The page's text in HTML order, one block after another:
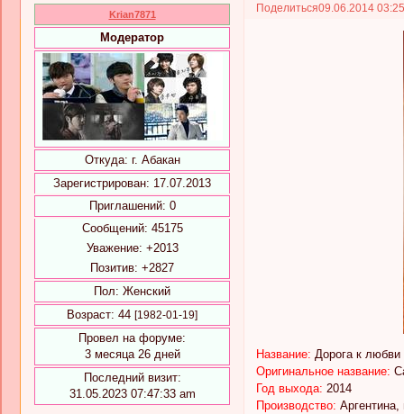
Поделиться09.06.2014
Krian7871
Модератор
Откуда: г. Абакан
Зарегистрирован: 17.07.2013
Приглашений: 0
Сообщений: 45175
Уважение: +2013
Позитив: +2827
Пол: Женский
Возраст: 44 [1982-01-19]
Провел на форуме:
3 месяца 26 дней
Последний визит:
31.05.2023 07:47:33 am
Название: Дорога к любви
Оригинальное название:
Год выхода: 2014
Производство: